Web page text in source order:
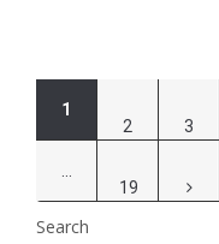
des
1
2
3
19
Search